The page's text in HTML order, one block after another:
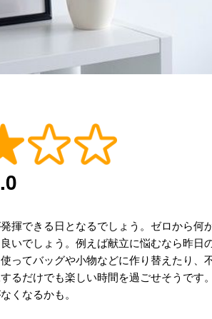
揮できる日となるでしょう。ゼロから何
いでしょう。例えば献立に悩むなら昨日
ってバッグや小物などに作り替えたり、
るだけでも楽しい時間を過ごせそうです
くなるかも。